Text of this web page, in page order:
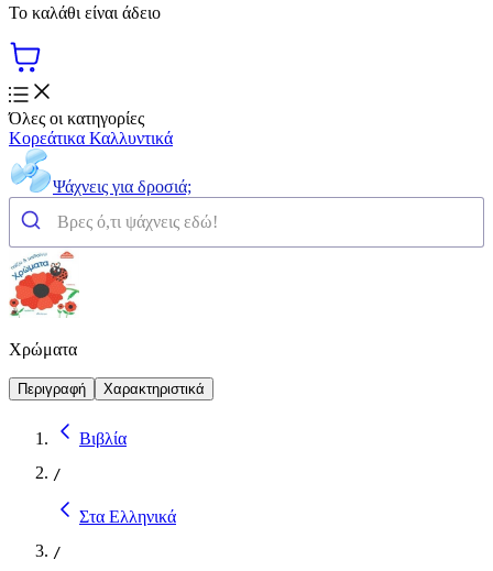
Το καλάθι είναι άδειο
Όλες οι κατηγορίες
Κορεάτικα Καλλυντικά
Ψάχνεις για δροσιά;
Χρώματα
Περιγραφή Χαρακτηριστικά
Βιβλία
/
Στα Ελληνικά
/